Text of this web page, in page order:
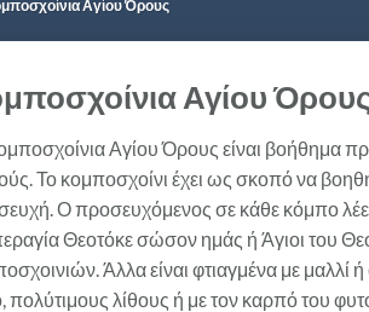
Αγίου Όρους
Αγίου Όρους
Αγίου Όρους είναι βοήθημα
Το κομποσχοίνι έχει ως σκοπό να
Ο προσευχόμενος σε κάθε κόμπο
Θεοτόκε σώσον ημάς ή Άγιοι του
Άλλα είναι φτιαγμένα με μαλλί
πολύτιμους λίθους ή με τον καρπό του